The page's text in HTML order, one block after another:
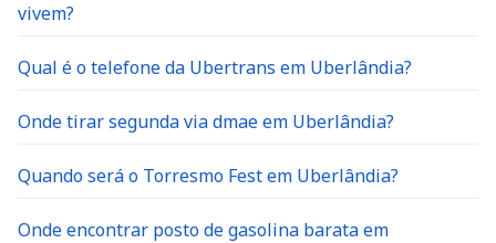
vivem?
Qual é o telefone da Ubertrans em Uberlândia?
Onde tirar segunda via dmae em Uberlândia?
Quando será o Torresmo Fest em Uberlândia?
Onde encontrar posto de gasolina barata em